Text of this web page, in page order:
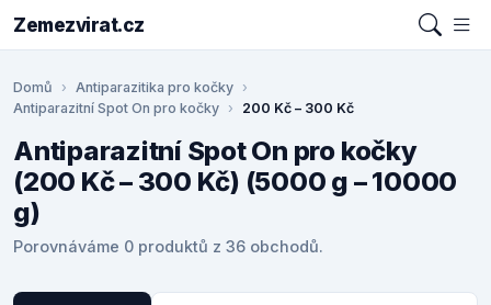
Zemezvirat.cz
Domů
Antiparazitika pro kočky
Antiparazitní Spot On pro kočky
200 Kč – 300 Kč
Antiparazitní Spot On pro kočky
(200 Kč – 300 Kč) (5000 g – 10000
g)
Porovnáváme 0 produktů z 36 obchodů.